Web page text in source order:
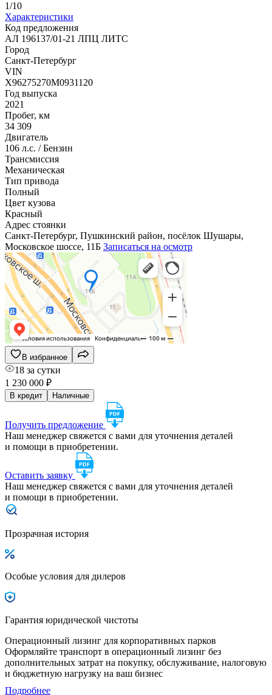
1/10
Характеристики
Код предложения
АЛ 196137/01-21 ЛПЦ ЛИТС
Город
Санкт-Петербург
VIN
X96275270M0931120
Год выпуска
2021
Пробег, км
34 309
Двигатель
106 л.с. / Бензин
Трансмиссия
Механическая
Тип привода
Полный
Цвет кузова
Красный
Адрес стоянки
Санкт-Петербург, Пушкинский район, посёлок Шушары,
Московское шоссе, 11Б Записаться на осмотр
В избранное
18 за сутки
1 230 000 ₽
В кредит Наличные
Получить предложение
Наш менеджер свяжется с вами для уточнения деталей
и помощи в приобретении.
Оставить заявку
Наш менеджер свяжется с вами для уточнения деталей
и помощи в приобретении.
Прозрачная история
Особые условия для дилеров
Гарантия юридической чистоты
Операционный лизинг для корпоративных парков
Оформляйте транспорт в операционный лизинг без
дополнительных затрат на покупку, обслуживание, налоговую
и бюджетную нагрузку на ваш бизнес
Подробнее